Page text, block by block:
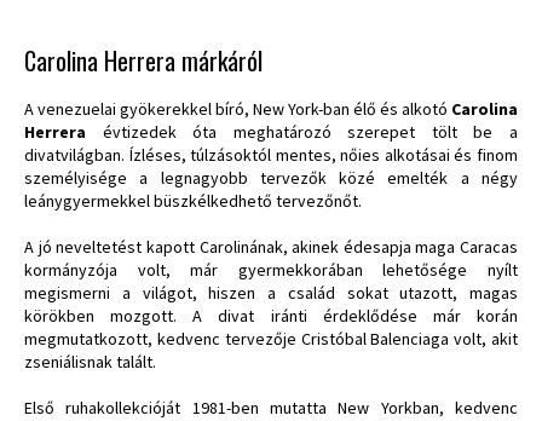
Carolina Herrera márkáról
A venezuelai gyökerekkel bíró, New York-ban élő és alkotó Carolina
Herrera évtizedek óta meghatározó szerepet tölt be a
divatvilágban. Ízléses, túlzásoktól mentes, nőies alkotásai és finom
személyisége a legnagyobb tervezők közé emelték a négy
leánygyermekkel büszkélkedhető tervezőnőt.
A jó neveltetést kapott Carolinának, akinek édesapja maga Caracas
kormányzója volt, már gyermekkorában lehetősége nyílt
megismerni a világot, hiszen a család sokat utazott, magas
körökben mozgott. A divat iránti érdeklődése már korán
megmutatkozott, kedvenc tervezője Cristóbal Balenciaga volt, akit
zseniálisnak talált.
Első ruhakollekcióját 1981-ben mutatta New Yorkban, kedvenc